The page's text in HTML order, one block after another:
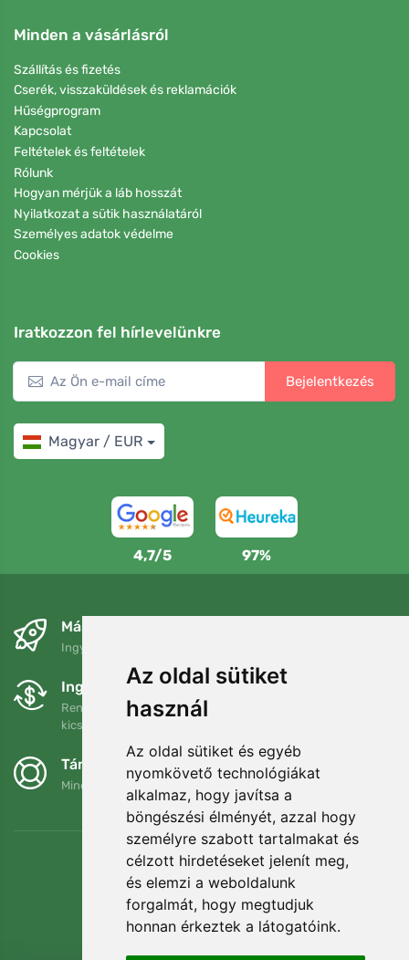
Az oldal sütiket
használ
Az oldal sütiket és egyéb
nyomkövető technológiákat
alkalmaz, hogy javítsa a
böngészési élményét, azzal hogy
személyre szabott tartalmakat és
célzott hirdetéseket jelenít meg,
és elemzi a weboldalunk
forgalmát, hogy megtudjuk
honnan érkeztek a látogatóink.
Minden a vásárlásról
Szállítás és fizetés
Cserék, visszaküldések és reklamációk
Hűségprogram
Kapcsolat
Feltételek és feltételek
Rólunk
Hogyan mérjük a láb hosszát
Nyilatkozat a sütik használatáról
Személyes adatok védelme
Cookies
Iratkozzon fel hírlevelünkre
Bejelentkezés
Magyar / EUR
4,7/5 97%
Másnapra és ingyenesen
Ingyenes szállítás a következő összeg felett: 80 EUR
Ingyenes csere és visszaküldés
Rendelését 90 napon belül bármikor visszaküldheti vagy
kicserélheti.
Támogatjuk a Trees.org-ot
Minden megrendelésért ültetünk egy fát! Bővebben